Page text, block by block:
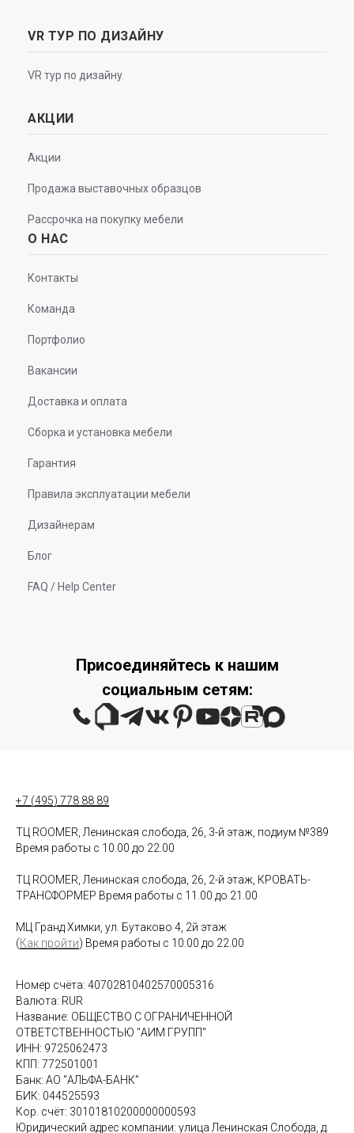
VR ТУР ПО ДИЗАЙНУ
VR тур по дизайну
АКЦИИ
Акции
Продажа выставочных образцов
Рассрочка на покупку мебели
О НАС
Контакты
Команда
Портфолио
Вакансии
Доставка и оплата
Сборка и установка мебели
Гарантия
Правила эксплуатации мебели
Дизайнерам
Блог
FAQ / Help Center
Присоединяйтесь к нашим
социальным сетям:
+7 (495) 778 88 89
ТЦ ROOMER, Ленинская слобода, 26, 3-й этаж, подиум №389
Время работы с 10.00 до 22.00
ТЦ ROOMER, Ленинская слобода, 26, 2-й этаж, КРОВАТЬ-
ТРАНСФОРМЕР Время работы с 11.00 до 21.00
МЦ Гранд Химки, ул. Бутаково 4, 2й этаж
(Как пройти) Время работы с 10.00 до 22.00
Номер счёта: 40702810402570005316
Валюта: RUR
Название: ОБЩЕСТВО С ОГРАНИЧЕННОЙ
ОТВЕТСТВЕННОСТЬЮ "АИМ ГРУПП"
ИНН: 9725062473
КПП: 772501001
Банк: АО "АЛЬФА-БАНК"
БИК: 044525593
Кор. счёт: 30101810200000000593
Юридический адрес компании: улица Ленинская Слобода, д.